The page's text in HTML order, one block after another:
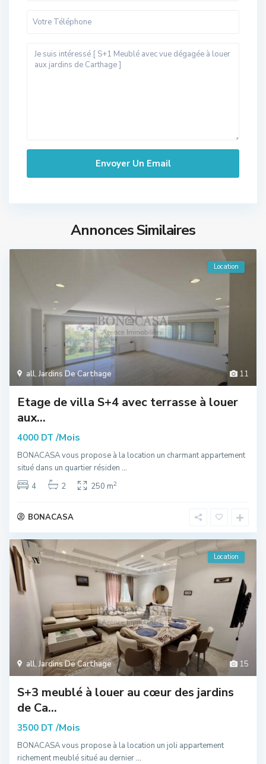
Annonces Similaires
11
all,Jardins De Carthage
Location
Etage de villa S+4 avec terrasse à louer
aux...
4000 DT /Mois
BONACASA vous propose à la location un charmant appartement
situé dans un quartier résiden ...
4
2 250 m2
BONACASA
15
all,Jardins De Carthage
Location
S+3 meublé à louer au cœur des jardins
de Ca...
3500 DT /Mois
BONACASA vous propose à la location un joli appartement
richement meublé situé au dernier...